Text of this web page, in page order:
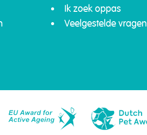
Ik zoek oppas
Veelgestelde vragen